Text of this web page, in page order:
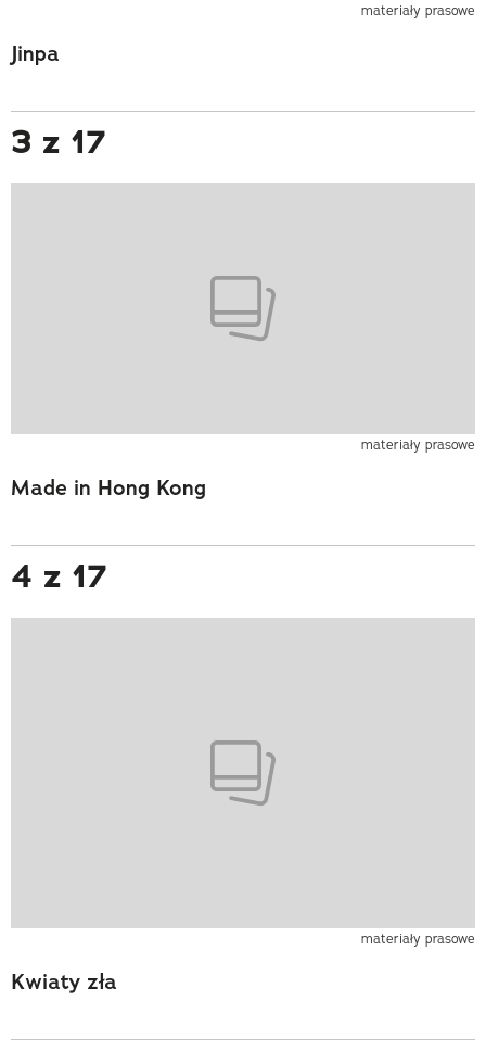
materiały prasowe
Jinpa
3 z 17
materiały prasowe
Made in Hong Kong
4 z 17
materiały prasowe
Kwiaty zła